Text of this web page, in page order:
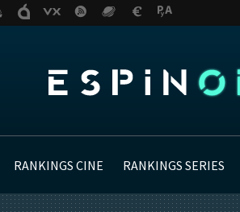
RANKINGS CINE RANKINGS SERIES